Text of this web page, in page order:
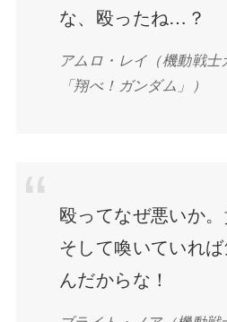
な、殴ったね…？
アムロ・レイ（機動戦
「翔べ！ガンダム」）
殴ってなぜ悪いか。
そして喚いていれ
んだからな！